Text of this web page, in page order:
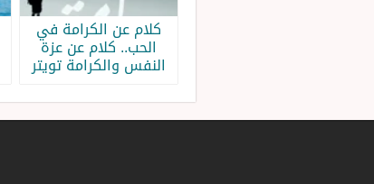
كلام عن الكرامة في
الحب.. كلام عن عزة
النفس والكرامة تويتر